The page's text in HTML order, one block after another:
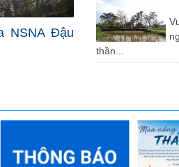
NSNA Đậu
thần...